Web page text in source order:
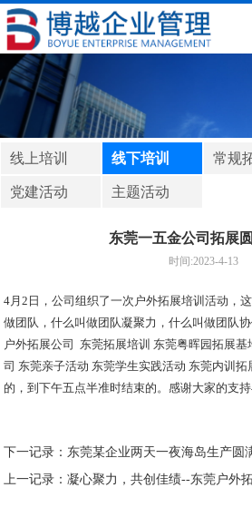
线上培训 线下培训 常规
党建活动 主题活动
东莞一五金公司拓展
时间:2023-4-13
4月2日，公司组织了一次户外拓展培训活动，
做团队，什么叫做团队凝聚力，什么叫做团队
户外拓展公司 东莞拓展培训 东莞粤晖园拓展
司 东莞亲子活动 东莞学生实践活动 东莞内训
的，到下午五点半准时结束的。感谢大家的支
下一记录： 东莞某企业两天一夜海岛生产圆
上一记录：凝心聚力，共创佳绩--东莞户外